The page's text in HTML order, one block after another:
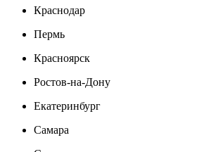
Краснодар
Пермь
Красноярск
Ростов-на-Дону
Екатеринбург
Самара